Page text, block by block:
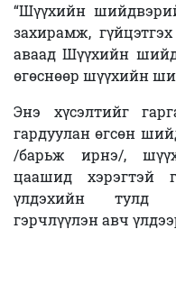
“Шүүхийн
захирамж,
аваад Шүүхийн
өгөснөөр шүүхийн
Энэ хүсэлтийг
гардуулан өгсөн
/барьж ирнэ/,
цаашид хэрэгтэй
үлдэхийн тулд
гэрчлүүлэн авч